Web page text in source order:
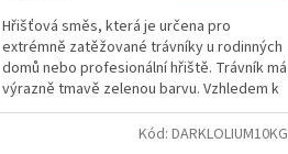
Hřišťová směs, která je určena pro
extrémně zatěžované trávníky u rodinných
domů nebo profesionální hřiště. Trávník má
výrazně tmavě zelenou barvu. Vzhledem k
tomu, že se skládá...
Kód: DARKLOLIUM10KG